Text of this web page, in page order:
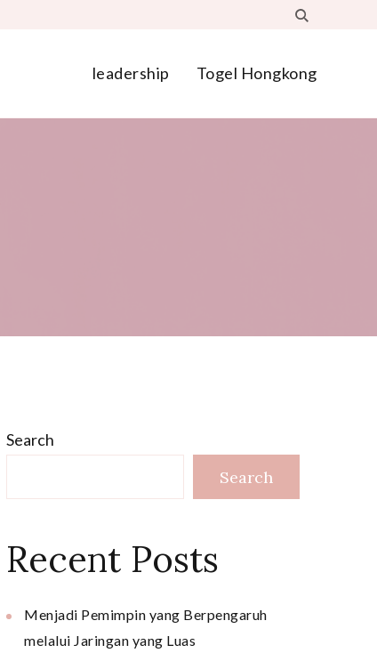
leadership Togel Hongkong
Search
Search
Recent Posts
Menjadi Pemimpin yang Berpengaruh
melalui Jaringan yang Luas